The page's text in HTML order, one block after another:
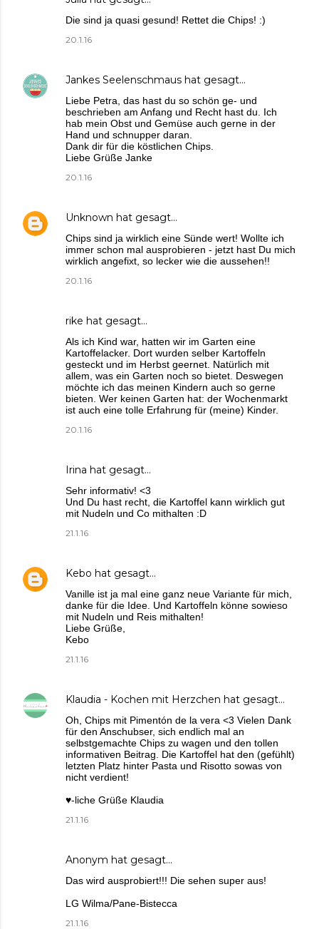
Die sind ja quasi gesund! Rettet die Chips! :)
20.1.16
Jankes Seelenschmaus hat gesagt…
Liebe Petra, das hast du so schön ge- und
beschrieben am Anfang und Recht hast du. Ich
hab mein Obst und Gemüse auch gerne in der
Hand und schnupper daran.
Dank dir für die köstlichen Chips.
Liebe Grüße Janke
20.1.16
Unknown hat gesagt…
Chips sind ja wirklich eine Sünde wert! Wollte ich
immer schon mal ausprobieren - jetzt hast Du mich
wirklich angefixt, so lecker wie die aussehen!!
20.1.16
rike hat gesagt…
Als ich Kind war, hatten wir im Garten eine
Kartoffelacker. Dort wurden selber Kartoffeln
gesteckt und im Herbst geernet. Natürlich mit
allem, was ein Garten noch so bietet. Deswegen
möchte ich das meinen Kindern auch so gerne
bieten. Wer keinen Garten hat: der Wochenmarkt
ist auch eine tolle Erfahrung für (meine) Kinder.
20.1.16
Irina hat gesagt…
Sehr informativ! <3
Und Du hast recht, die Kartoffel kann wirklich gut
mit Nudeln und Co mithalten :D
21.1.16
Kebo hat gesagt…
Vanille ist ja mal eine ganz neue Variante für mich,
danke für die Idee. Und Kartoffeln könne sowieso
mit Nudeln und Reis mithalten!
Liebe Grüße,
Kebo
21.1.16
Klaudia - Kochen mit Herzchen hat gesagt…
Oh, Chips mit Pimentón de la vera <3 Vielen Dank
für den Anschubser, sich endlich mal an
selbstgemachte Chips zu wagen und den tollen
informativen Beitrag. Die Kartoffel hat den (gefühlt)
letzten Platz hinter Pasta und Risotto sowas von
nicht verdient!
♥-liche Grüße Klaudia
21.1.16
Anonym hat gesagt…
Das wird ausprobiert!!! Die sehen super aus!
LG Wilma/Pane-Bistecca
21.1.16